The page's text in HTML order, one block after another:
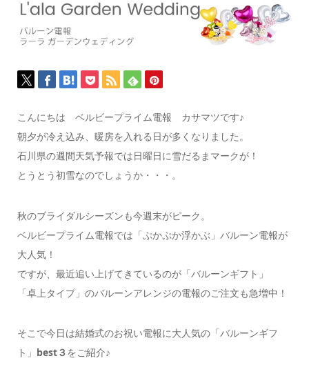
こんにちは ベルビープライム電報 カサマツです♪
朝夕が冷え込み、暖房を入れる日が多くなりました。
石川県の週間天気予報では日曜日に雪だるまマークが！
とうとう初雪なのでしょうか・・・。
秋のブライダルシーズンも今週末がピーク。
ベルビープライム電報では「ぷかぷか浮かぶ」バルーン電報が
大人気！
ですが、最近追い上げてきているのが「バルーンギフト」
「卓上タイプ」のバルーンアレンジの電報のご注文も急増中！
そこで今日は結婚式のお祝い電報に大人気の「バルーンギフ
ト」 best３ をご紹介♪